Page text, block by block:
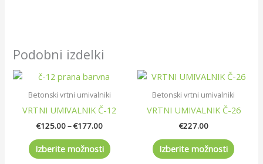
Podobni izdelki
Betonski vrtni umivalniki
VRTNI UMIVALNIK Č-12
€125.00–€177.00
Cenovni
od
€125.00
do
€177.00
Izberite možnosti
izdelek
več
Možnosti
lahko
Betonski vrtni umivalniki
VRTNI UMIVALNIK Č-26
€227.00
Izberite možnosti
Ta
izdelek
več